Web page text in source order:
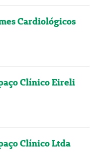
Cardiológicos
Clínico Eireli
Clínico Ltda